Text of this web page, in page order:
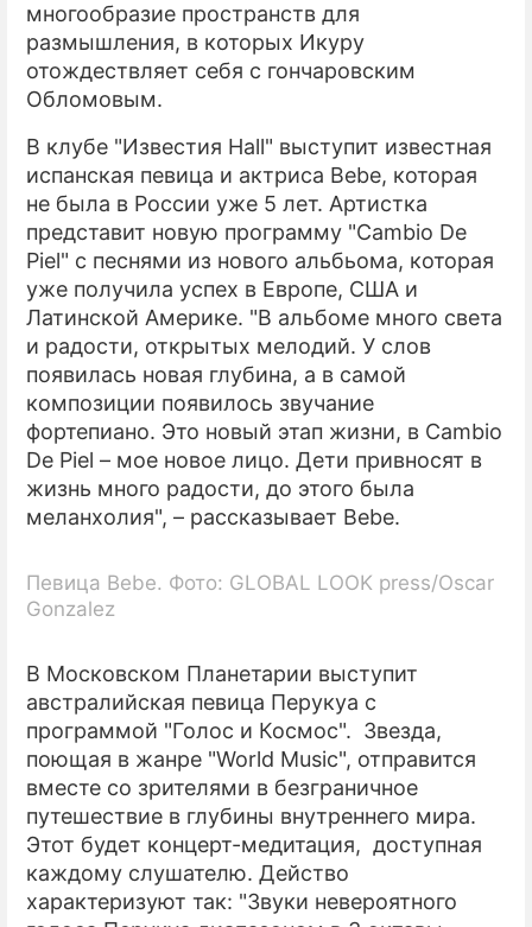
многообразие пространств для
размышления, в которых Икуру
отождествляет себя с гончаровским
Обломовым.
В клубе "Известия Hall" выступит известная
испанская певица и актриса Bebe, которая
не была в России уже 5 лет. Артистка
представит новую программу "Cambio De
Piel" с песнями из нового альбьома, которая
уже получила успех в Европе, США и
Латинской Америке. "В альбоме много света
и радости, открытых мелодий. У слов
появилась новая глубина, а в самой
композиции появилось звучание
фортепиано. Это новый этап жизни, в Cambio
De Piel – мое новое лицо. Дети привносят в
жизнь много радости, до этого была
меланхолия", – рассказывает Bebe.
Певица Bebe. Фото: GLOBAL LOOK press/Oscar
Gonzalez
В Московском Планетарии выступит
австралийская певица Перукуа с
программой "Голос и Космос". Звезда,
поющая в жанре "World Music", отправится
вместе со зрителями в безграничное
путешествие в глубины внутреннего мира.
Этот будет концерт-медитация, доступная
каждому слушателю. Действо
характеризуют так: "Звуки невероятного